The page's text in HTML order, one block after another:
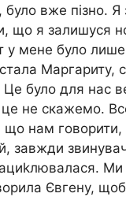
було вже пізно.
що я залишуся
у мене було
Маргариту,
Це було для нас
це не скажемо.
що нам говорити,
завжди
Євгену,